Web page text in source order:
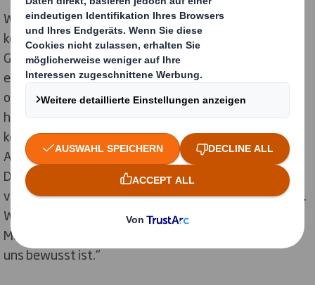
Wim Wouters, Innovation Director bei DS Smith,
kommentiert: „Es besteht bereits ein Trend, dass
Gebrauchsgegenstände, die wir täglich nutzen,
eigenständig agieren – selbstfahrende Autos sind das
offensichtliche Beispiel. Verpackungen, die sich selbst
heilen, so dass sie immer wieder verwendet werden
können, sind natürlich ein futuristisches Konzept.
Allerdings wenden wir bereits heute unsere Kreislauf
Design Prinzipien an, um Abfall zu vermeiden und die
von uns verwendeten Fasern bis zu 25-mal zu recyceln.
Wir sind daher der Kreislaufwirtschaft, in der
Materialien viel länger in Gebrauch bleiben, näher als
uns bewusst ist.“